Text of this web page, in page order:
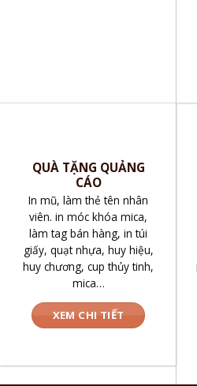
QUÀ TẶNG QUẢNG
CÁO
In mũ, làm thẻ tên nhân
viên. in móc khóa mica,
làm tag bán hàng, in túi
giấy, quạt nhựa, huy hiệu,
huy chương, cup thủy tinh,
mica…
XEM CHI TIẾT